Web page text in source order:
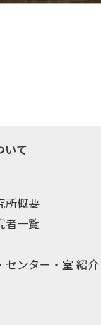
いて
所概要
者一覧
センター・室 紹介